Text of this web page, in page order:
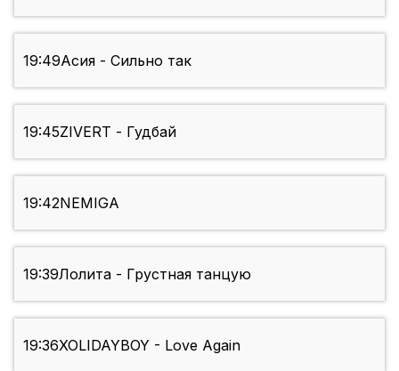
19:49Асия - Сильно так
19:45ZIVERT - Гудбай
19:42NEMIGA
19:39Лолита - Грустная танцую
19:36XOLIDAYBOY - Love Again